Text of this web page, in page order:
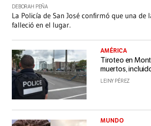
DEBORAH PEÑA
La Policía de San José confirmó que una de
falleció en el lugar.
AMÉRICA
Tiroteo en
muertos,
LEINY PÉREZ
MUNDO